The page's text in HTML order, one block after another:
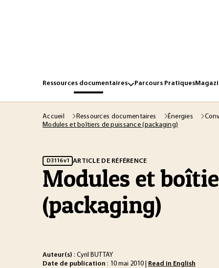
Ressources documentaires Parcours Pratiques
Accueil Ressources documentaires Énergies
Modules et boîtiers de puissance (packaging)
D3116 v1 ARTICLE DE RÉFÉRENCE
Modules et
(packaging)
Auteur(s) : Cyril BUTTAY
Date de publication : 10 mai 2010 | Read in English